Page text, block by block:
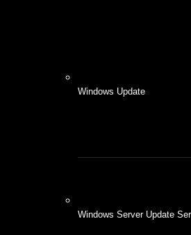
Windows Update
Windows Server Update